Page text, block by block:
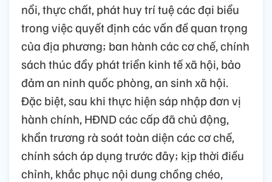
nổi, thực chất, phát huy trí tuệ các đại biểu
trong việc quyết định các vấn đề quan trọng
của địa phương; ban hành các cơ chế, chính
sách thúc đẩy phát triển kinh tế xã hội, bảo
đảm an ninh quốc phòng, an sinh xã hội.
Đặc biệt, sau khi thực hiện sáp nhập đơn vị
hành chính, HĐND các cấp đã chủ động,
khẩn trương rà soát toàn diện các cơ chế,
chính sách áp dụng trước đây; kịp thời điều
chỉnh, khắc phục nội dung chồng chéo,